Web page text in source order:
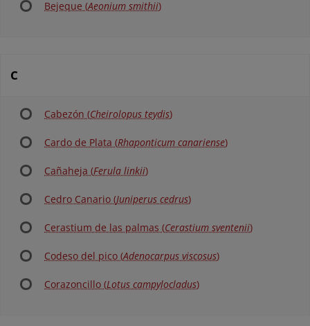
Bejeque (Aeonium smithii)
C
Cabezón (Cheirolopus teydis)
Cardo de Plata (Rhaponticum canariense)
Cañaheja (Ferula linkii)
Cedro Canario (Juniperus cedrus)
Cerastium de las palmas (Cerastium sventenii)
Codeso del pico (Adenocarpus viscosus)
Corazoncillo (Lotus campylocladus)